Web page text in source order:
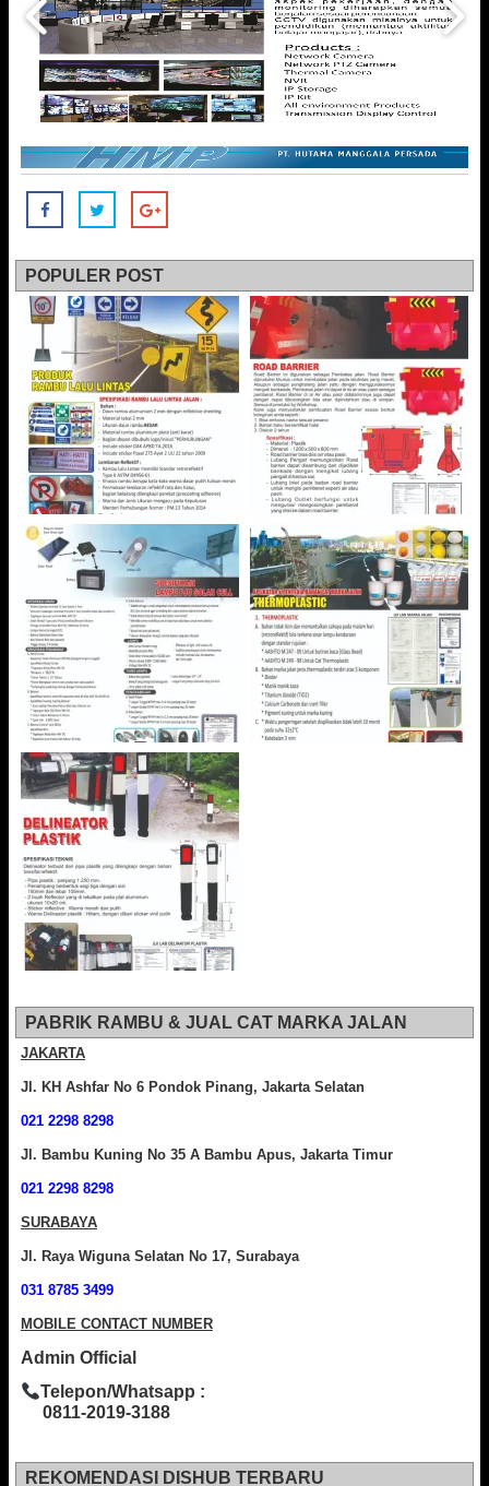
POPULER POST
PABRIK RAMBU & JUAL CAT MARKA JALAN
JAKARTA
Jl. KH Ashfar No 6 Pondok Pinang, Jakarta Selatan
021 2298 8298
Jl. Bambu Kuning No 35 A Bambu Apus, Jakarta Timur
021 2298 8298
SURABAYA
Jl. Raya Wiguna Selatan No 17, Surabaya
031 8785 3499
MOBILE CONTACT NUMBER
Admin Official
Telepon/Whatsapp :
0811-2019-3188
REKOMENDASI DISHUB TERBARU